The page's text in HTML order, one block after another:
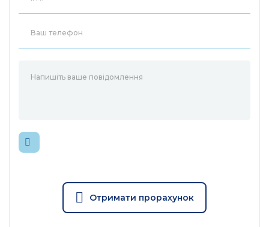
Отримати прорахунок